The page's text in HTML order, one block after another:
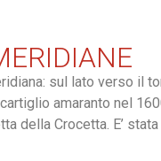
sul lato verso il
amaranto nel
della Crocetta. E’